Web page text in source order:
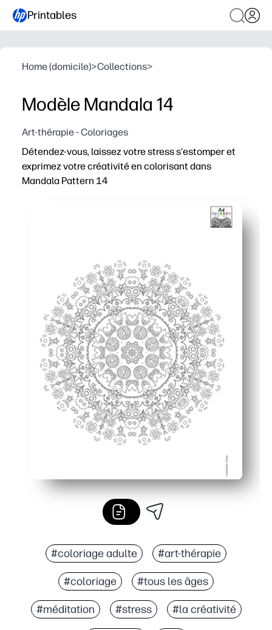
Printables
Home (domicile)>Collections>
Modèle Mandala 14
Art-thérapie - Coloriages
Détendez-vous, laissez votre stress s'estomper et
exprimez votre créativité en colorisant dans
Mandala Pattern 14
Print-and-Go - aucune préparation nécessaire.
Concentration apaisante - les motifs complexes de
Réimprimez au besoin - faites plusieurs copies pour
#coloriage adulte #art-thérapie
#coloriage #tous les âges
#méditation #stress #la créativité